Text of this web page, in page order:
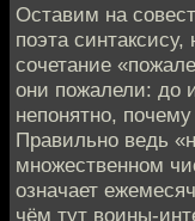
Оставим на
поэта
сочетание
они пожалели: до
непонятно,
Правильно ведь
множественном
означает
чём тут воины-